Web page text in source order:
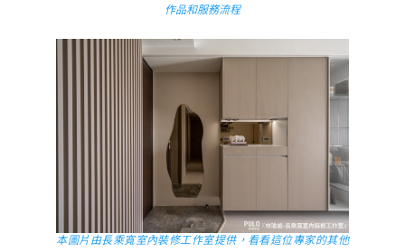
作品和服務流程
本圖片由長乘寬室內裝修工作室提供，看看這位專家的其他